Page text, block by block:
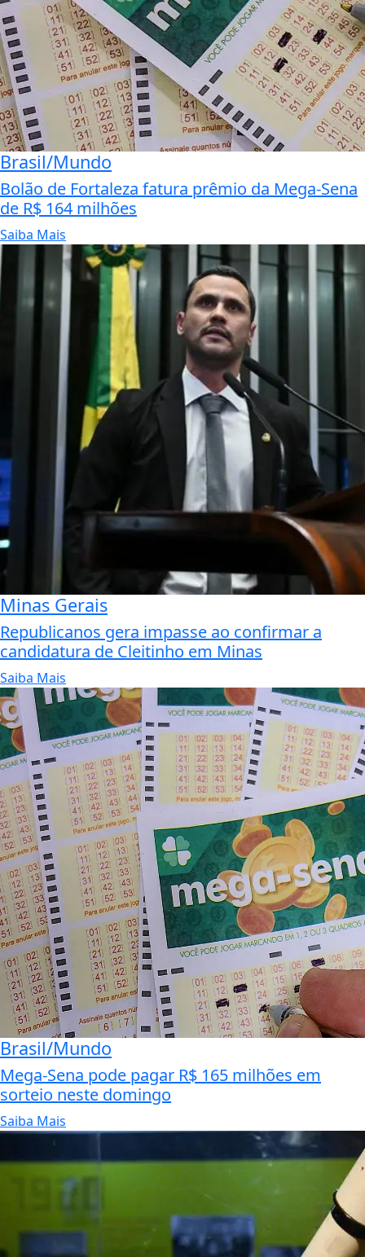
Brasil/Mundo
Bolão de Fortaleza fatura prêmio da Mega-Sena
de R$ 164 milhões
Saiba Mais
Minas Gerais
Republicanos gera impasse ao confirmar a
candidatura de Cleitinho em Minas
Saiba Mais
Brasil/Mundo
Mega-Sena pode pagar R$ 165 milhões em
sorteio neste domingo
Saiba Mais